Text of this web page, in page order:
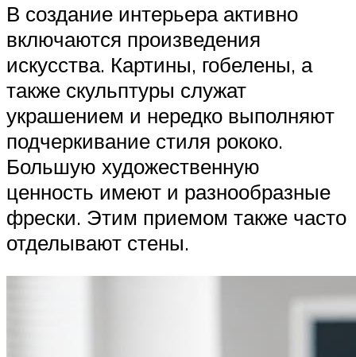
В создание интерьера активно
включаются произведения
искусства. Картины, гобелены, а
также скульптуры служат
украшением и нередко выполняют
подчеркивание стиля рококо.
Большую художественную
ценность имеют и разнообразные
фрески. Этим приемом также часто
отделывают стены.